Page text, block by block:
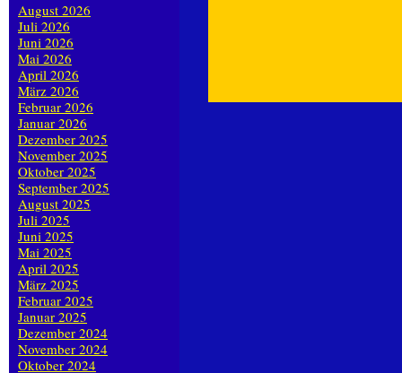
August 2026
Juli 2026
Juni 2026
Mai 2026
April 2026
März 2026
Februar 2026
Januar 2026
Dezember 2025
November 2025
Oktober 2025
September 2025
August 2025
Juli 2025
Juni 2025
Mai 2025
April 2025
März 2025
Februar 2025
Januar 2025
Dezember 2024
November 2024
Oktober 2024